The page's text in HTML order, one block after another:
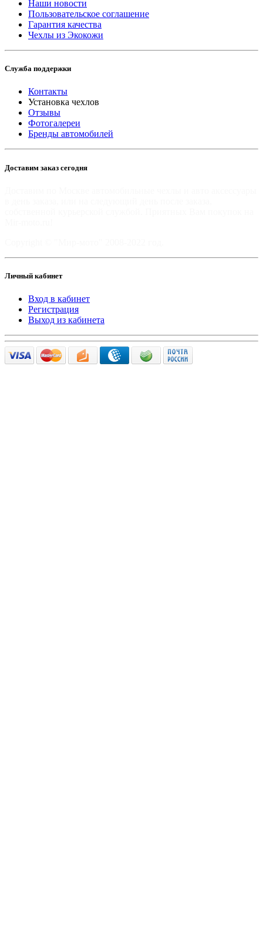
Наши новости
Пользовательское соглашение
Гарантия качества
Чехлы из Экокожи
Служба поддержки
Контакты
Установка чехлов
Отзывы
Фотогалереи
Бренды автомобилей
Доставим заказ сегодня
Личный кабинет
Вход в кабинет
Регистрация
Выход из кабинета